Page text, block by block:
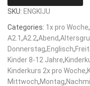
SKU: ENGKIJU
Categories: 1x pro Woche,
A2.1 ,A2.2,Abend,
Donnerstag,Englisch,
Kinder 8-12 Jahre,
Kinderkurs 2x pro Woche,
Mittwoch,Montag,